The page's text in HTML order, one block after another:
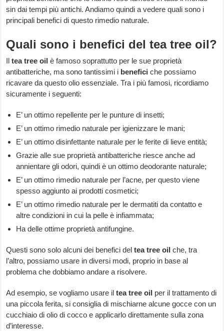
sin dai tempi più antichi. Andiamo quindi a vedere quali sono i
principali benefici di questo rimedio naturale.
Quali sono i benefici del tea tree oil?
Iltea tree oil è famoso soprattutto per le sue proprietà
antibatteriche, ma sono tantissimi i benefici che possiamo
ricavare da questo olio essenziale. Tra i più famosi, ricordiamo
sicuramente i seguenti:
E’ un ottimo repellente per le punture di insetti;
E’ un ottimo rimedio naturale per igienizzare le mani;
E’ un ottimo disinfettante naturale per le ferite di lieve entità;
Grazie alle sue proprietà antibatteriche riesce anche ad
annientare gli odori, quindi è un ottimo deodorante naturale;
E’ un ottimo rimedio naturale per l’acne, per questo viene
spesso aggiunto ai prodotti cosmetici;
E’ un ottimo rimedio naturale per le dermatiti da contatto e
altre condizioni in cui la pelle è infiammata;
Ha delle ottime proprietà antifungine.
Questi sono solo alcuni dei benefici deltea tree oil che, tra
l’altro, possiamo usare in diversi modi, proprio in base al
problema che dobbiamo andare a risolvere.
Ad esempio, se vogliamo usare iltea tree oil per il trattamento di
una piccola ferita, si consiglia di mischiarne alcune gocce con un
cucchiaio di olio di cocco e applicarlo direttamente sulla zona
d’interesse.